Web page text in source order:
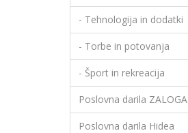
- Tehnologija in dodatki
- Torbe in potovanja
- Šport in rekreacija
Poslovna darila ZALOGA
Poslovna darila Hidea